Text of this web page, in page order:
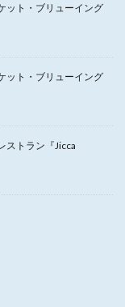
ット・ブリューイング
ット・ブリューイング
ストラン『Jicca